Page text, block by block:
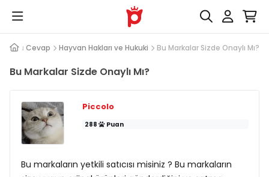
Soru Cevap Hayvan Hakları ve Hukuki Bu Markalar Sizde Onaylı Mı?
Bu Markalar Sizde Onaylı Mı?
Piccolo
288 Puan
Bu markaların yetkili satıcısı misiniz ? Bu markaların